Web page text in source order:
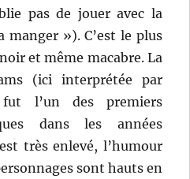
pas de jouer avec la
»). C’est le plus
et même macabre. La
(ici interprétée par
l’un des premiers
dans les années
très enlevé, l’humour
sont hauts en